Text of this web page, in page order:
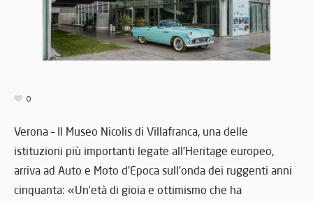
0
Verona – Il Museo Nicolis di Villafranca, una delle
istituzioni più importanti legate all’Heritage europeo,
arriva ad Auto e Moto d’Epoca sull’onda dei ruggenti anni
cinquanta: «Un’età di gioia e ottimismo che ha